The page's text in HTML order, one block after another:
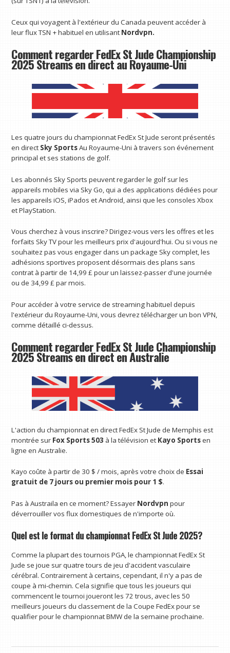
Ceux qui voyagent à l'extérieur du Canada peuvent accéder à
leur flux TSN + habituel en utilisant Nordvpn.
Comment regarder FedEx St Jude Championship
2025 Streams en direct au Royaume-Uni
Les quatre jours du championnat FedEx St Jude seront présentés
en direct Sky SportsAu Royaume-Uni à travers son événement
principal et ses stations de golf.
Les abonnés Sky Sports peuvent regarder le golf sur les
appareils mobiles via Sky Go, qui a des applications dédiées pour
les appareils iOS, iPados et Android, ainsi que les consoles Xbox
et PlayStation.
Vous cherchez à vous inscrire? Dirigez-vous vers les offres et les
forfaits Sky TV pour les meilleurs prix d'aujourd'hui. Ou si vous ne
souhaitez pas vous engager dans un package Sky complet, les
adhésions sportives proposent désormais des plans sans
contrat à partir de 14,99 £ pour un laissez-passer d'une journée
ou de 34,99 £ par mois.
Pour accéder à votre service de streaming habituel depuis
l'extérieur du Royaume-Uni, vous devrez télécharger un bon VPN,
comme détaillé ci-dessus.
Comment regarder FedEx St Jude Championship
2025 Streams en direct en Australie
L'action du championnat en direct FedEx St Jude de Memphis est
montrée sur Fox Sports 503 à la télévision et Kayo Sportsen
ligne en Australie.
Kayo coûte à partir de 30 $ / mois, après votre choix de Essai
gratuit de 7 jours ou premier mois pour 1 $.
Pas à Austraila en ce moment? Essayer Nordvpn pour
déverrouiller vos flux domestiques de n'importe où.
Quel est le format du championnat FedEx St Jude 2025?
Comme la plupart des tournois PGA, le championnat FedEx St
Jude se joue sur quatre tours de jeu d'accident vasculaire
cérébral. Contrairement à certains, cependant, il n'y a pas de
coupe à mi-chemin. Cela signifie que tous les joueurs qui
commencent le tournoi joueront les 72 trous, avec les 50
meilleurs joueurs du classement de la Coupe FedEx pour se
qualifier pour le championnat BMW de la semaine prochaine.